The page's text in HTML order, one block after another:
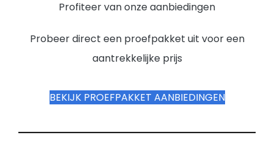
Profiteer van onze aanbiedingen
Probeer direct een proefpakket uit voor een
aantrekkelijke prijs
BEKIJK PROEFPAKKET AANBIEDINGEN